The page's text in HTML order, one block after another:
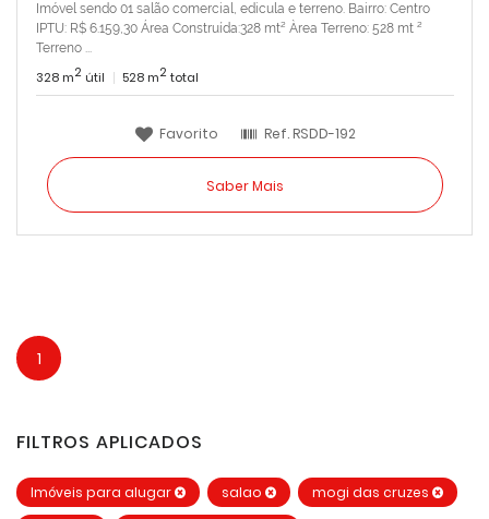
Imóvel sendo 01 salão comercial, edicula e terreno. Bairro: Centro
IPTU: R$ 6.159,30 Área Construída:328 mt² Àrea Terreno: 528 mt ²
Terreno ...
328 m2 útil 528 m2 total
Favorito Ref. RSDD-192
Saber Mais
1
FILTROS APLICADOS
Imóveis para alugar salao
mogi das cruzes